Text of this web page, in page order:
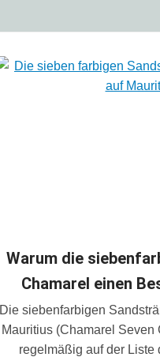
Warum die
Chamarel einen
Die siebenfarbigen
Mauritius (Chamarel Seven
regelmäßig auf der Liste